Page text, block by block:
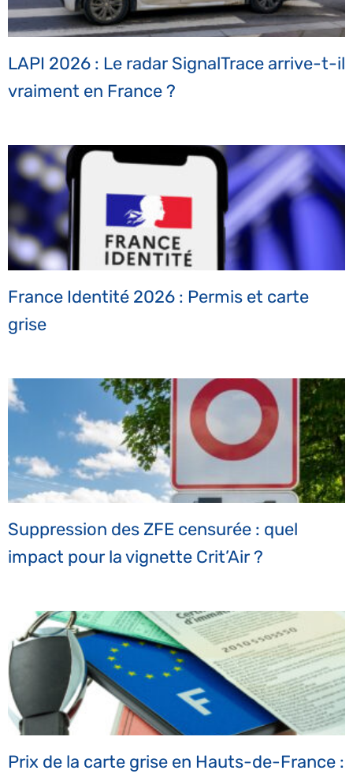
LAPI 2026 : Le radar SignalTrace arrive-t-il
vraiment en France ?
France Identité 2026 : Permis et carte
grise
Suppression des ZFE censurée : quel
impact pour la vignette Crit’Air ?
Prix de la carte grise en Hauts-de-France :